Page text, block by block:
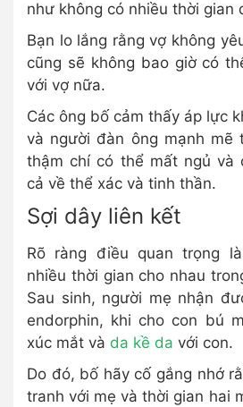
như không có nhiều thời gian
Bạn lo lắng rằng vợ không
cũng sẽ không bao giờ có
với vợ nữa.
Các ông bố cảm thấy áp lực
và người đàn ông mạnh mẽ
thậm chí có thể mất ngủ và
cả về thể xác và tinh thần.
Sợi dây liên kết
Rõ ràng điều quan trọng
nhiều thời gian cho nhau
Sau sinh, người mẹ nhận
endorphin, khi cho con bú
xúc mắt và da kề da với con.
Do đó, bố hãy cố gắng nhớ
tranh với mẹ và thời gian hai